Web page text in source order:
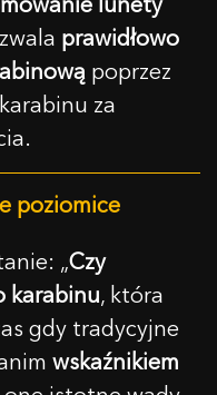
prawidłowo
poprzez
za
poziomice
„Czy
karabinu, która
gdy tradycyjne
wskaźnikiem